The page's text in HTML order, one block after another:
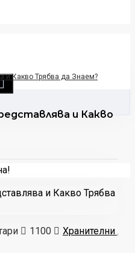
и Какво Трябва да Знаем?
и Какво
1100 Хранителни